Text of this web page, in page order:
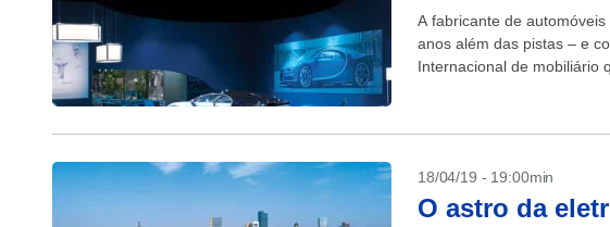
A fabricante de
anos além das pistas – e
Internacional de mobiliário
18/04/19 - 19:00min
O astro da